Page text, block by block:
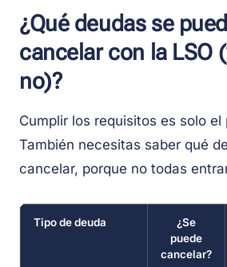
¿Qué deudas se
cancelar con la LSO
no)?
Cumplir los requisitos es solo el
También necesitas saber qué
cancelar, porque no todas
Tipo de deuda
¿Se
puede
cancelar?